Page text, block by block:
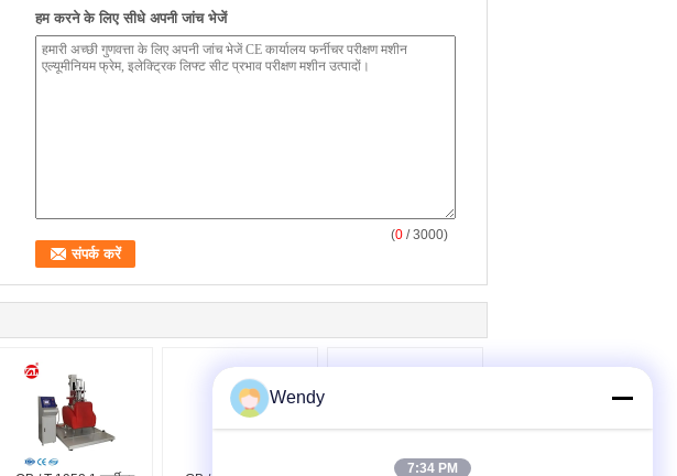
हम करने के लिए सीधे अपनी जांच भेजें
(0 / 3000)
Wendy
7:34 PM